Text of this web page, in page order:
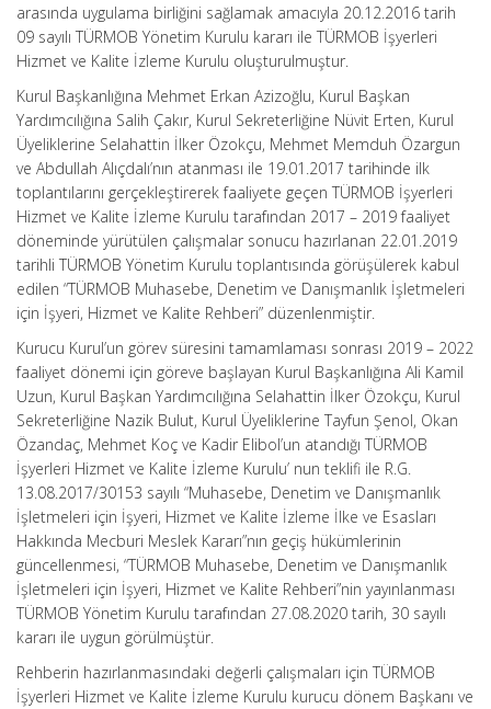
arasında uygulama birliğini sağlamak amacıyla 20.12.2016 tarih
09 sayılı TÜRMOB Yönetim Kurulu kararı ile TÜRMOB İşyerleri
Hizmet ve Kalite İzleme Kurulu oluşturulmuştur.
Kurul Başkanlığına Mehmet Erkan Azizoğlu, Kurul Başkan
Yardımcılığına Salih Çakır, Kurul Sekreterliğine Nüvit Erten, Kurul
Üyeliklerine Selahattin İlker Özokçu, Mehmet Memduh Özargun
ve Abdullah Alıçdalı’nın atanması ile 19.01.2017 tarihinde ilk
toplantılarını gerçekleştirerek faaliyete geçen TÜRMOB İşyerleri
Hizmet ve Kalite İzleme Kurulu tarafından 2017 – 2019 faaliyet
döneminde yürütülen çalışmalar sonucu hazırlanan 22.01.2019
tarihli TÜRMOB Yönetim Kurulu toplantısında görüşülerek kabul
edilen “TÜRMOB Muhasebe, Denetim ve Danışmanlık İşletmeleri
için İşyeri, Hizmet ve Kalite Rehberi” düzenlenmiştir.
Kurucu Kurul’un görev süresini tamamlaması sonrası 2019 – 2022
faaliyet dönemi için göreve başlayan Kurul Başkanlığına Ali Kamil
Uzun, Kurul Başkan Yardımcılığına Selahattin İlker Özokçu, Kurul
Sekreterliğine Nazik Bulut, Kurul Üyeliklerine Tayfun Şenol, Okan
Özandaç, Mehmet Koç ve Kadir Elibol’un atandığı TÜRMOB
İşyerleri Hizmet ve Kalite İzleme Kurulu’ nun teklifi ile R.G.
13.08.2017/30153 sayılı “Muhasebe, Denetim ve Danışmanlık
İşletmeleri için İşyeri, Hizmet ve Kalite İzleme İlke ve Esasları
Hakkında Mecburi Meslek Kararı”nın geçiş hükümlerinin
güncellenmesi, “TÜRMOB Muhasebe, Denetim ve Danışmanlık
İşletmeleri için İşyeri, Hizmet ve Kalite Rehberi”nin yayınlanması
TÜRMOB Yönetim Kurulu tarafından 27.08.2020 tarih, 30 sayılı
kararı ile uygun görülmüştür.
Rehberin hazırlanmasındaki değerli çalışmaları için TÜRMOB
İşyerleri Hizmet ve Kalite İzleme Kurulu kurucu dönem Başkanı ve